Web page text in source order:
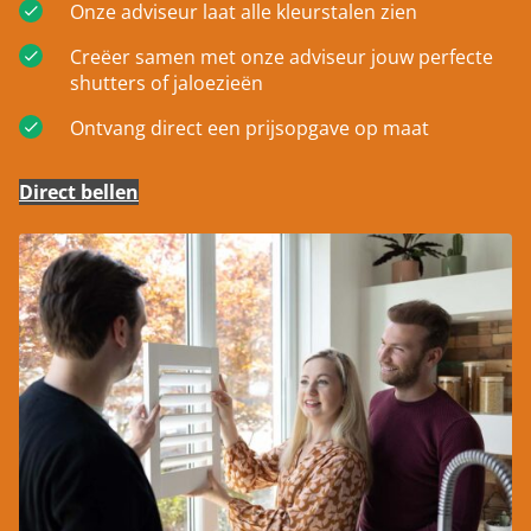
Onze adviseur laat alle kleurstalen zien
Creëer samen met onze adviseur jouw perfecte
shutters of jaloezieën
Ontvang direct een prijsopgave op maat
Direct bellen